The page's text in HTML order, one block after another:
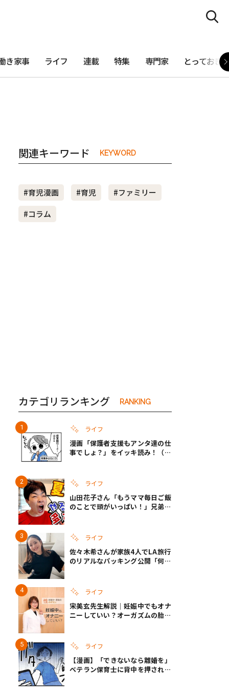
夫婦
き家事 ライフ 連載 特集 専門家 とっておき
関連キーワード KEYWORD
#育児漫画 #育児
#ファミリー
#コラム
カテゴリランキング RANKING
ライフ
漫画「保護者支援もアンタ達の仕
事でしょ？」をイッキ読み！（右
ライフ
山田花子さん「もうママ毎日ご飯
のことで頭がいっぱい！」兄弟夏
ライフ
佐々木希さんが家族4人でLA旅行
のリアルなパッキング公開「何が
ライフ
宋美玄先生解説｜妊娠中でもオナ
ニーしていい？オーガズムの胎児
ライフ
【漫画】「できないなら離婚を」
ベテラン保育士に背中を押され、